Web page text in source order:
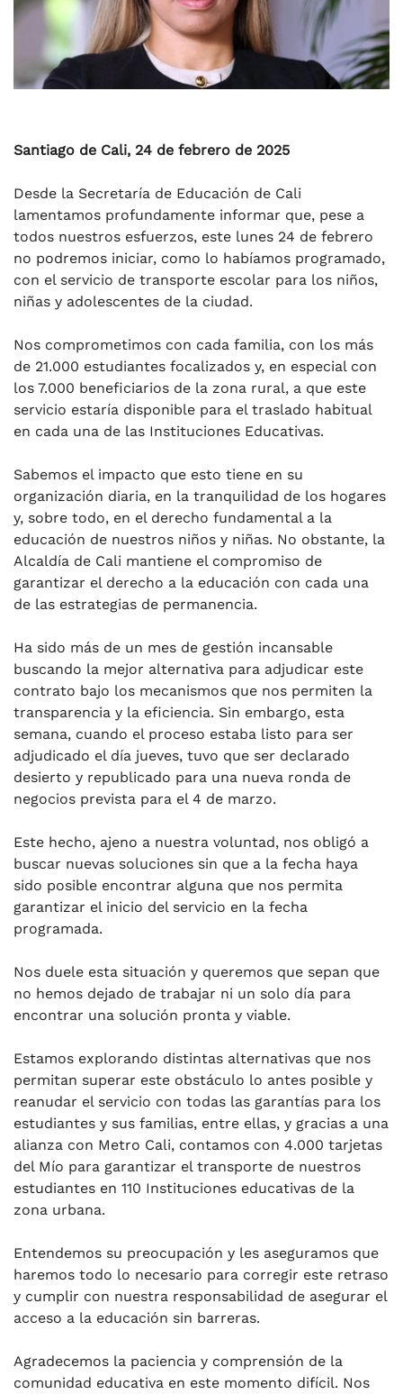
Santiago de Cali, 24 de febrero de 2025
Desde la Secretaría de Educación de Cali
lamentamos profundamente informar que, pese a
todos nuestros esfuerzos, este lunes 24 de febrero
no podremos iniciar, como lo habíamos programado,
con el servicio de transporte escolar para los niños,
niñas y adolescentes de la ciudad.
Nos comprometimos con cada familia, con los más
de 21.000 estudiantes focalizados y, en especial con
los 7.000 beneficiarios de la zona rural, a que este
servicio estaría disponible para el traslado habitual
en cada una de las Instituciones Educativas.
Sabemos el impacto que esto tiene en su
organización diaria, en la tranquilidad de los hogares
y, sobre todo, en el derecho fundamental a la
educación de nuestros niños y niñas. No obstante, la
Alcaldía de Cali mantiene el compromiso de
garantizar el derecho a la educación con cada una
de las estrategias de permanencia.
Ha sido más de un mes de gestión incansable
buscando la mejor alternativa para adjudicar este
contrato bajo los mecanismos que nos permiten la
transparencia y la eficiencia. Sin embargo, esta
semana, cuando el proceso estaba listo para ser
adjudicado el día jueves, tuvo que ser declarado
desierto y republicado para una nueva ronda de
negocios prevista para el 4 de marzo.
Este hecho, ajeno a nuestra voluntad, nos obligó a
buscar nuevas soluciones sin que a la fecha haya
sido posible encontrar alguna que nos permita
garantizar el inicio del servicio en la fecha
programada.
Nos duele esta situación y queremos que sepan que
no hemos dejado de trabajar ni un solo día para
encontrar una solución pronta y viable.
Estamos explorando distintas alternativas que nos
permitan superar este obstáculo lo antes posible y
reanudar el servicio con todas las garantías para los
estudiantes y sus familias, entre ellas, y gracias a una
alianza con Metro Cali, contamos con 4.000 tarjetas
del Mío para garantizar el transporte de nuestros
estudiantes en 110 Instituciones educativas de la
zona urbana.
Entendemos su preocupación y les aseguramos que
haremos todo lo necesario para corregir este retraso
y cumplir con nuestra responsabilidad de asegurar el
acceso a la educación sin barreras.
Agradecemos la paciencia y comprensión de la
comunidad educativa en este momento difícil. Nos